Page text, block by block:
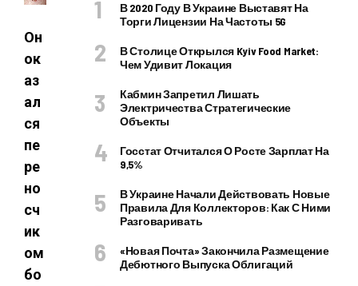
Он
ок
аз
ал
ся
пе
ре
но
сч
ик
ом
бо
В 2020 Году В Украине Выставят На
Торги Лицензии На Частоты 5G
В Столице Открылся Kyiv Food Market:
Чем Удивит Локация
Кабмин Запретил Лишать
Электричества Стратегические
Объекты
Госстат Отчитался О Росте Зарплат На
9,5%
В Украине Начали Действовать Новые
Правила Для Коллекторов: Как С Ними
Разговаривать
«Новая Почта» Закончила Размещение
Дебютного Выпуска Облигаций